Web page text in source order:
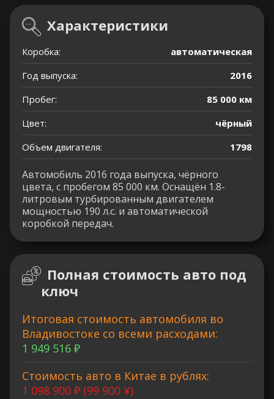
Характеристики
Коробка:
автоматическая
Год выпуска:
2016
Пробег:
85 000 км
Цвет:
чёрный
Объем двигателя:
1798
Автомобиль 2016 года выпуска, чёрного
цвета, с пробегом 85 000 км. Оснащён 1.8-
литровым турбированным двигателем
мощностью 190 л.с. и автоматической
коробкой передач.
Полная стоимость авто под
ключ
Итоговая стоимость автомобиля во
Владивостоке со всеми расходами:
1 949 516 ₽
Стоимость авто в Китае в рублях:
1 098 900 ₽ (99 900 ¥)